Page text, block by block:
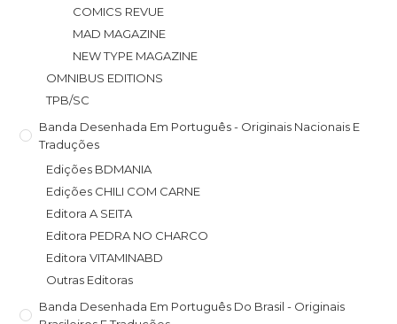
COMICS REVUE
MAD MAGAZINE
NEW TYPE MAGAZINE
OMNIBUS EDITIONS
TPB/SC
Banda Desenhada Em Português - Originais Nacionais E
Traduções
Edições BDMANIA
Edições CHILI COM CARNE
Editora A SEITA
Editora PEDRA NO CHARCO
Editora VITAMINABD
Outras Editoras
Banda Desenhada Em Português Do Brasil - Originais